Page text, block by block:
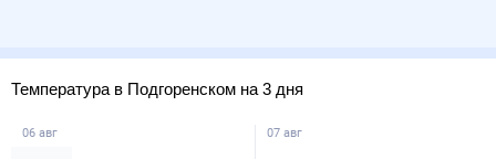
Температура в Подгоренском на 3 дня
06 авг 07 авг